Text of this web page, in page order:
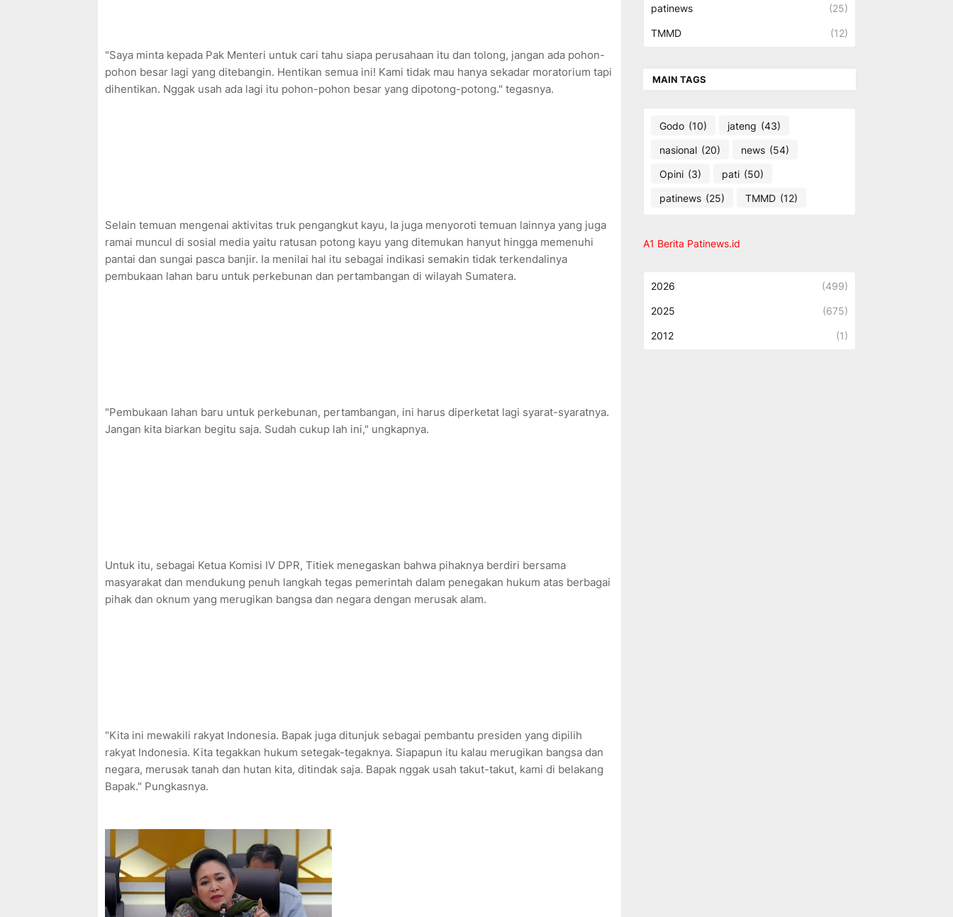
"Saya minta kepada Pak Menteri untuk cari tahu siapa perusahaan itu dan tolong, jangan ada pohon-
pohon besar lagi yang ditebangin. Hentikan semua ini! Kami tidak mau hanya sekadar moratorium tapi
dihentikan. Nggak usah ada lagi itu pohon-pohon besar yang dipotong-potong." tegasnya.
Selain temuan mengenai aktivitas truk pengangkut kayu, Ia juga menyoroti temuan lainnya yang juga
ramai muncul di sosial media yaitu ratusan potong kayu yang ditemukan hanyut hingga memenuhi
pantai dan sungai pasca banjir. Ia menilai hal itu sebagai indikasi semakin tidak terkendalinya
pembukaan lahan baru untuk perkebunan dan pertambangan di wilayah Sumatera.
"Pembukaan lahan baru untuk perkebunan, pertambangan, ini harus diperketat lagi syarat-syaratnya.
Jangan kita biarkan begitu saja. Sudah cukup lah ini," ungkapnya.
Untuk itu, sebagai Ketua Komisi IV DPR, Titiek menegaskan bahwa pihaknya berdiri bersama
masyarakat dan mendukung penuh langkah tegas pemerintah dalam penegakan hukum atas berbagai
pihak dan oknum yang merugikan bangsa dan negara dengan merusak alam.
"Kita ini mewakili rakyat Indonesia. Bapak juga ditunjuk sebagai pembantu presiden yang dipilih
rakyat Indonesia. Kita tegakkan hukum setegak-tegaknya. Siapapun itu kalau merugikan bangsa dan
negara, merusak tanah dan hutan kita, ditindak saja. Bapak nggak usah takut-takut, kami di belakang
Bapak." Pungkasnya.
patinews (25)
TMMD (12)
MAIN TAGS
Godo (10) jateng (43)
nasional (20) news (54)
Opini (3) pati (50)
patinews (25) TMMD (12)
A1 Berita Patinews.id
2026 (499)
2025 (675)
2012 (1)